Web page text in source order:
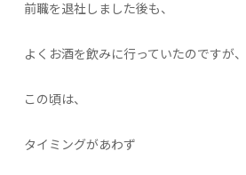
前職を退社しました後も、
よくお酒を飲みに行っていたのですが、
この頃は、
タイミングがあわず